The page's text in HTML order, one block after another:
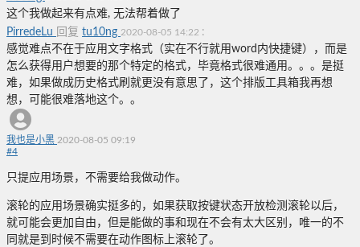
这个我做起来有点难, 无法帮着做了
PirredeLu
回复 tu10ng 2020-08-05 14:22 :
感觉难点不在于应用文字格式（实在不行就用word内快捷键），而是
怎么获得用户想要的那个特定的格式，毕竟格式很难通用。。。是挺
难，如果做成历史格式刷就更没有意思了，这个排版工具箱我再想
想，可能很难落地这个。。
我也是小黑 2020-08-05 09:19
#4
只提应用场景，不需要给我做动作。
滚轮的应用场景确实挺多的，如果获取按键状态开放检测滚轮以后，
就可能会更加自由，但是能做的事和现在不会有太大区别，唯一的不
同就是到时候不需要在动作图标上滚轮了。